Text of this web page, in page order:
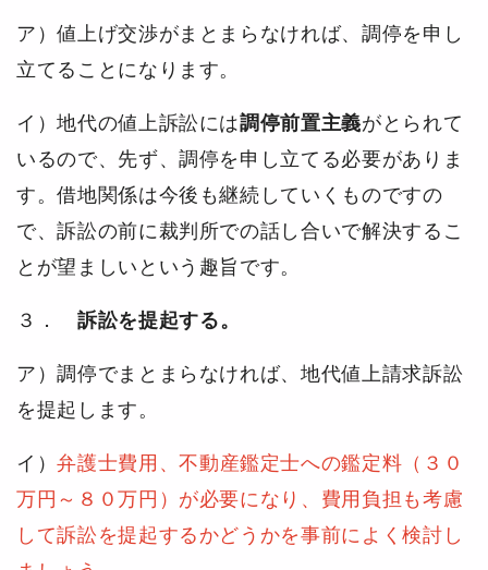
ア）値上げ交渉がまとまらなければ、調停を申し
立てることになります。
イ）地代の値上訴訟には調停前置主義がとられて
いるので、先ず、調停を申し立てる必要がありま
す。借地関係は今後も継続していくものですの
で、訴訟の前に裁判所での話し合いで解決するこ
とが望ましいという趣旨です。
３． 訴訟を提起する。
ア）調停でまとまらなければ、地代値上請求訴訟
を提起します。
イ）弁護士費用、不動産鑑定士への鑑定料（３０
万円～８０万円）が必要になり、費用負担も考慮
して訴訟を提起するかどうかを事前によく検討し